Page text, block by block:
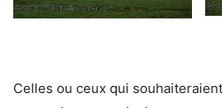
Celles ou ceux qui